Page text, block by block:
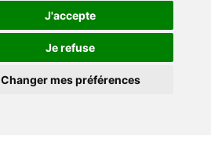
J'accepte
Je refuse
Changer mes préférences
S'abonner